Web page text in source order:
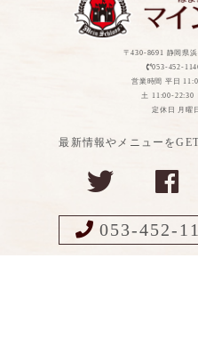
〒430-8691 静岡県
053-452-
営業時間 平日
土 11:00-22:30
定休日 月曜
最新情報やメニューを
053-452-